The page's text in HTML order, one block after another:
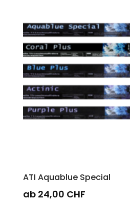
Optionen
können
auf
der
Produktseite
gewählt
werden
ATI Aquablue Special
ab 24,00 CHF